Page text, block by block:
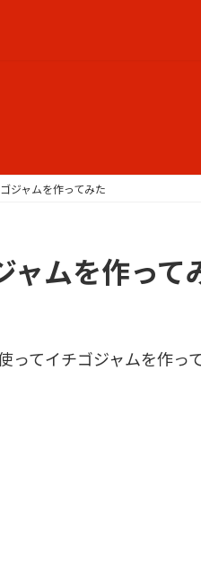
ジャムを作ってみた
ャムを作って
てイチゴジャムを作って